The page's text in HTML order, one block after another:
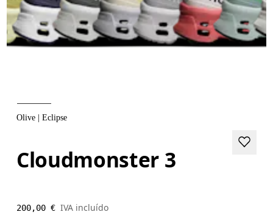
Olive | Eclipse
Cloudmonster 3
200,00 € IVA incluído